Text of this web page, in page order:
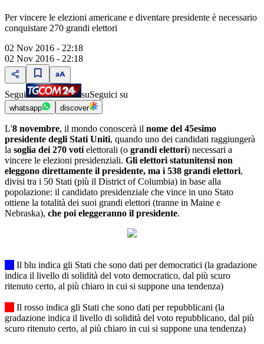
Per vincere le elezioni americane e diventare presidente è necessario
conquistare 270 grandi elettori
02 Nov 2016 - 22:18
02 Nov 2016 - 22:18
Segui suSeguici su
whatsapp discover
L'8 novembre, il mondo conoscerà il nome del 45esimo
presidente degli Stati Uniti, quando uno dei candidati raggiungerà
la soglia dei 270 voti elettorali (o grandi elettori) necessari a
vincere le elezioni presidenziali. Gli elettori statunitensi non
eleggono direttamente il presidente, ma i 538 grandi elettori,
divisi tra i 50 Stati (più il District of Columbia) in base alla
popolazione: il candidato presidenziale che vince in uno Stato
ottiene la totalità dei suoi grandi elettori (tranne in Maine e
Nebraska), che poi eleggeranno il presidente.
Il blu indica gli Stati che sono dati per democratici (la gradazione
indica il livello di solidità del voto democratico, dal più scuro
ritenuto certo, al più chiaro in cui si suppone una tendenza)
Il rosso indica gli Stati che sono dati per repubblicani (la
gradazione indica il livello di solidità del voto repubblicano, dal più
scuro ritenuto certo, al più chiaro in cui si suppone una tendenza)